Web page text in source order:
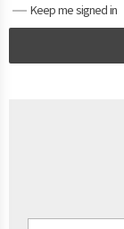
Keep me signed in